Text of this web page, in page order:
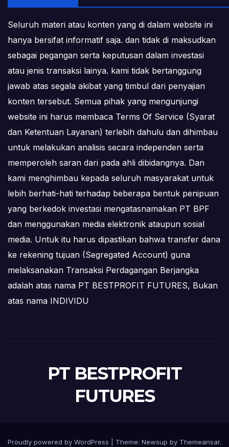
Seluruh materi atau konten yang di dalam website ini
hanya bersifat informatif saja. dan tidak di maksudkan
sebagai pegangan serta keputusan dalam investasi
atau jenis transaksi lainya. kami tidak bertanggung
jawab atas segala akibat yang timbul dari penyajian
konten tersebut. Semua pihak yang mengunjungi
website ini harus membaca Terms Of Service (Syarat
dan Ketentuan Layanan) terlebih dahulu dan dihimbau
untuk melakukan analisis secara independen serta
memperoleh saran dari pada ahli dibidangnya. Dan
kami menghimbau kepada seluruh masyarakat untuk
lebih berhati-hati terhadap beberapa bentuk penipuan
yang berkedok investasi mengatasnamakan PT BPF
dan menggunakan media elektronik ataupun sosial
media. Untuk itu harus dipastikan bahwa transfer dana
ke rekening tujuan (Segregated Account) guna
melaksanakan Transaksi Perdagangan Berjangka
adalah atas nama PT BESTPROFIT FUTURES, Bukan
atas nama INDIVIDU
PT BESTPROFIT
FUTURES
Proudly powered by WordPress Theme: Newsup by Themeansar.